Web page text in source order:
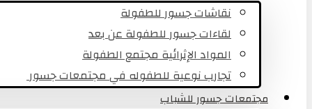
نقاشات جسور للطفولة
لقاءات جسور للطفولة عن بعد
المواد الإثرائية مجتمع الطفولة
تجارب نوعية للطفوله في مجتمعات جسور ​
مجتمعات جسور للشباب